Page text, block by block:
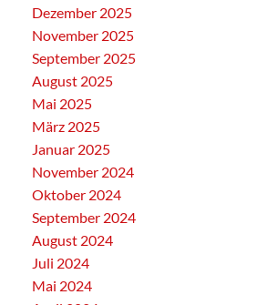
Dezember 2025
November 2025
September 2025
August 2025
Mai 2025
März 2025
Januar 2025
November 2024
Oktober 2024
September 2024
August 2024
Juli 2024
Mai 2024